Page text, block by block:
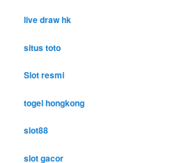
live draw hk
situs toto
Slot resmi
togel hongkong
slot88
slot gacor